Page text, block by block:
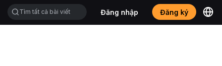
Đăng nhập Đăng ký